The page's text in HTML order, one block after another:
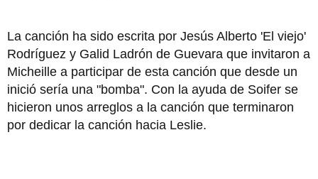
La canción ha sido escrita por Jesús Alberto 'El viejo'
Rodríguez y Galid Ladrón de Guevara que invitaron a
Micheille a participar de esta canción que desde un
inició sería una "bomba". Con la ayuda de Soifer se
hicieron unos arreglos a la canción que terminaron
por dedicar la canción hacia Leslie.